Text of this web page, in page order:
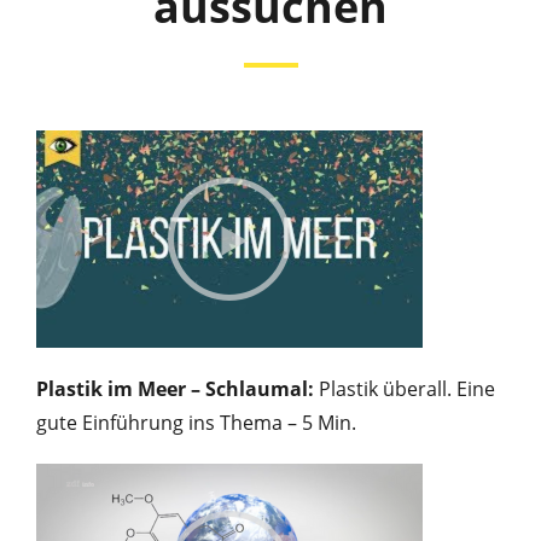
Plastik im Meer – Schlaumal: Plastik überall. Eine
gute Einführung ins Thema – 5 Min.